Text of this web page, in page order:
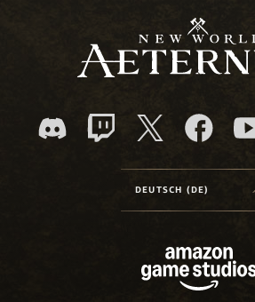
DEUTSCH (DE)